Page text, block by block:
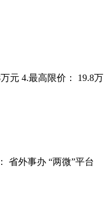
元 4.最高限价： 19.8万
省外事办 “两微”平台